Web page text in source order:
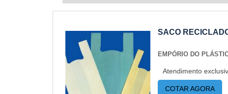
SACO
EMPÓRIO DO
Atendimento
COTAR AGORA